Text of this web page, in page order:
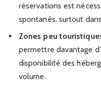
réservations est
spontanés, surtout
Zones peu
permettre davantage
disponibilité des
volume.